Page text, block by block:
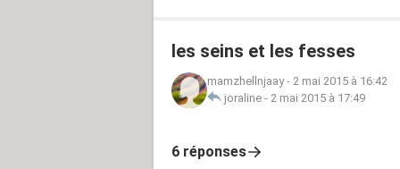
les seins et les fesses
mamzhellnjaay- 2 mai 2015 à 16:42
joraline - 2 mai 2015 à 17:49
6 réponses